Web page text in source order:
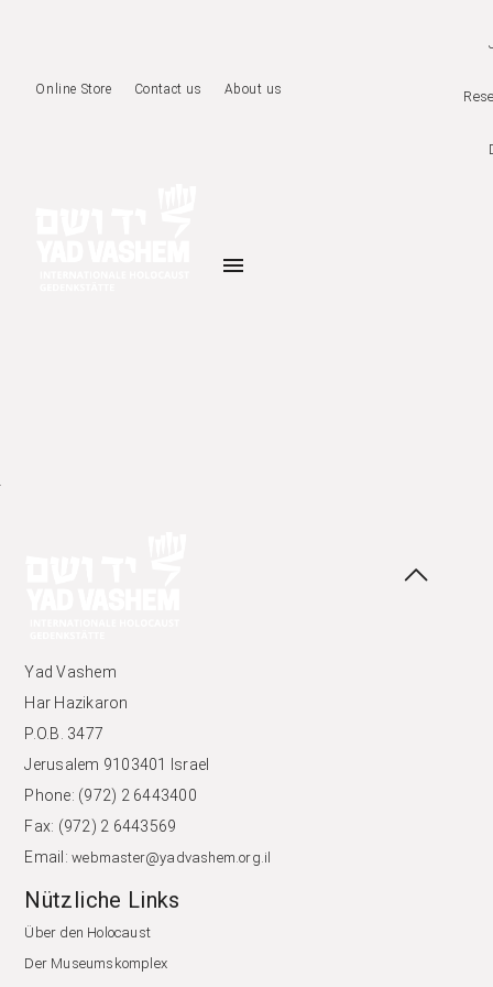
Online Store Contact us About us
menu
Yad Vashem
Har Hazikaron
P.O.B. 3477
Jerusalem 9103401 Israel
Phone: (972) 2 6443400
Fax: (972) 2 6443569
Email:webmaster@yadvashem.org.il
Nützliche Links
Über den Holocaust
Der Museumskomplex